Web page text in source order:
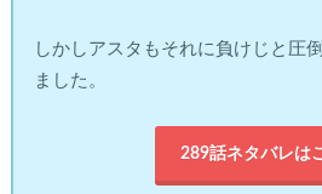
しかしアスタもそれに負けじと圧
ました。
289話ネタバレは